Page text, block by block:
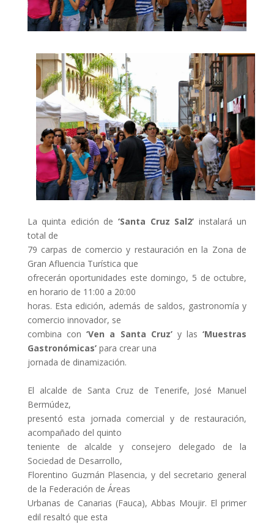
La quinta edición de ‘Santa Cruz Sal2’ instalará un
total de
79 carpas de comercio y restauración en la Zona de
Gran Afluencia Turística que
ofrecerán oportunidades este domingo, 5 de octubre,
en horario de 11:00 a 20:00
horas. Esta edición, además de saldos, gastronomía y
comercio innovador, se
combina con‘Ven a Santa Cruz’y las‘Muestras
Gastronómicas’para crear una
jornada de dinamización.
El alcalde de Santa Cruz de Tenerife, José Manuel
Bermúdez,
presentó esta jornada comercial y de restauración,
acompañado del quinto
teniente de alcalde y consejero delegado de la
Sociedad de Desarrollo,
Florentino Guzmán Plasencia, y del secretario general
de la Federación de Áreas
Urbanas de Canarias (Fauca), Abbas Moujir. El primer
edil resaltó que esta